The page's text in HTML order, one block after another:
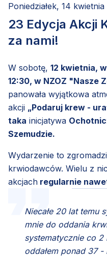
Poniedziałek, 14
23 Edycja Akcji
za nami!
W sobotę, 12 kwietnia,
12:30, w NZOZ "Nasze
panowała wyjątkowa
akcji „Podaruj krew -
taka inicjatywa
Szemudzie.
Wydarzenie to
krwiodawców. Wielu z
akcjach regularnie
Niecałe 20 lat temu
mnie do oddania
systematycznie co 2
oddałem ponad 37